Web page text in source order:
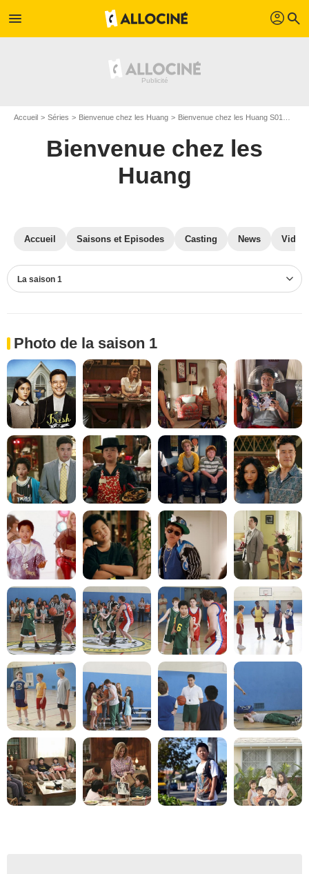
menu profil search
Accueil Séries Bienvenue chez les Huang Bienvenue chez les Huang S01
Bienvenue chez les
Huang
Accueil Saisons et Episodes Casting News
La saison 1
Photo de la saison 1